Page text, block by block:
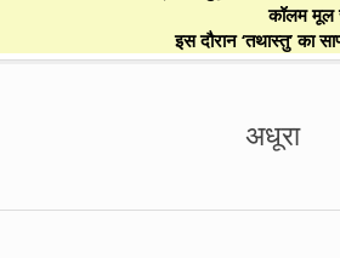
BE
FINANCIALLY
कॉलम मूल
इस दौरान ‘तथास्तु’ का
अधूरा